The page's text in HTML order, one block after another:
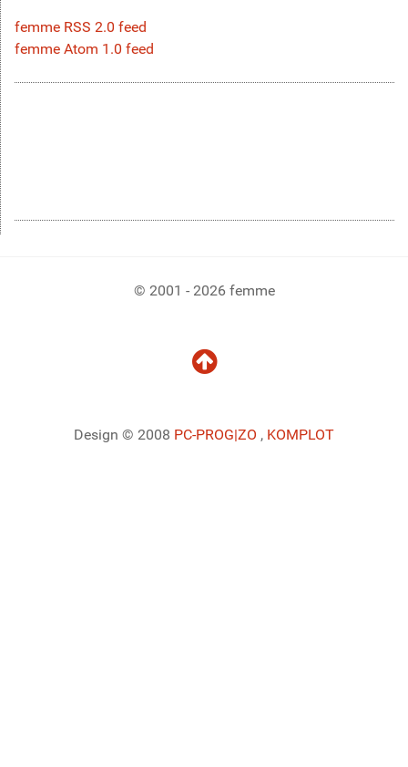
femme RSS 2.0 feed
femme Atom 1.0 feed
© 2001 - 2026 femme
Design © 2008 PC-PROG|ZO , KOMPLOT